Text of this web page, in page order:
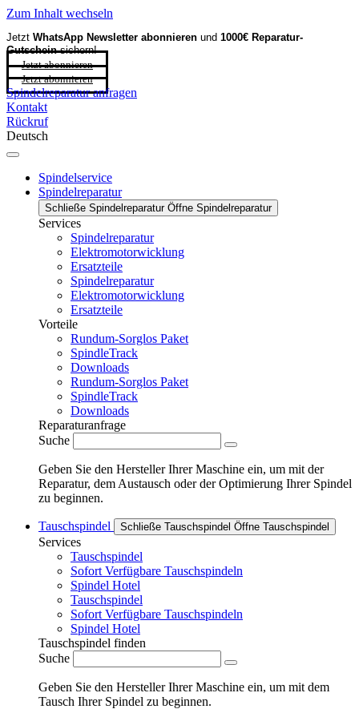
Zum Inhalt wechseln
Jetzt WhatsApp Newsletter abonnieren und 1000€ Reparatur-
Gutscheinsichern!
Jetzt abonnieren
Jetzt abonnieren
Spindelreparatur anfragen
Kontakt
Rückruf
Deutsch
Spindelservice
Spindelreparatur
Schließe Spindelreparatur Öffne Spindelreparatur
Services
Spindelreparatur
Elektromotorwicklung
Ersatzteile
Spindelreparatur
Elektromotorwicklung
Ersatzteile
Vorteile
Rundum-Sorglos Paket
SpindleTrack
Downloads
Rundum-Sorglos Paket
SpindleTrack
Downloads
Reparaturanfrage
Suche
Geben Sie den Hersteller Ihrer Maschine ein, um mit der
Reparatur, dem Austausch oder der Optimierung Ihrer Spindel
zu beginnen.
Tauschspindel Schließe Tauschspindel Öffne Tauschspindel
Services
Tauschspindel
Sofort Verfügbare Tauschspindeln
Spindel Hotel
Tauschspindel
Sofort Verfügbare Tauschspindeln
Spindel Hotel
Tauschspindel finden
Suche
Geben Sie den Hersteller Ihrer Maschine ein, um mit dem
Tausch Ihrer Spindel zu beginnen.